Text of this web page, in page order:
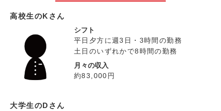
高校生のKさん
シフト
平日夕方に週3日・3時間の勤務
土日のいずれかで8時間の勤務
月々の収入
約83,000円
大学生のDさん